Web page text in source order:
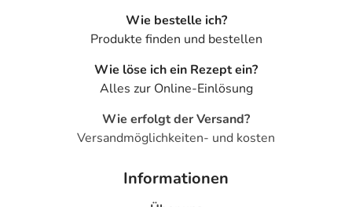
Wie bestelle ich?
Produkte finden und bestellen
Wie löse ich ein Rezept ein?
Alles zur Online-Einlösung
Wie erfolgt der Versand?
Versandmöglichkeiten- und kosten
Informationen